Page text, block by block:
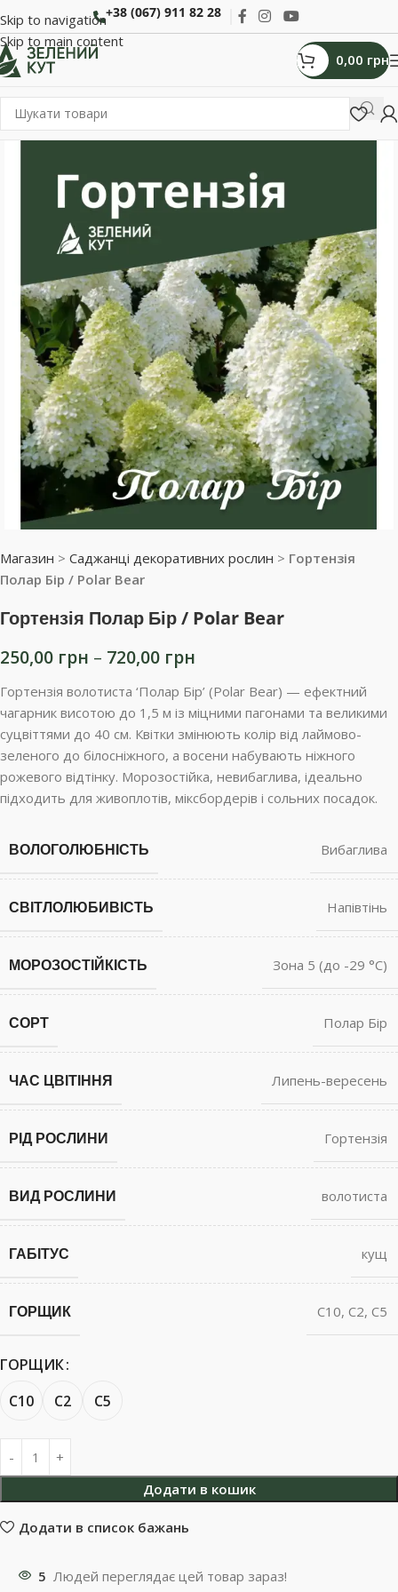
Skip to navigation
Skip to main content
+38 (067) 911 82 28
0,00 грн
Магазин > Саджанці декоративних рослин > Гортензія
Полар Бір / Polar Bear
Гортензія Полар Бір / Polar Bear
250,00 грн – 720,00 грн
Гортензія волотиста ‘Полар Бір’ (Polar Bear) — ефектний
чагарник висотою до 1,5 м із міцними пагонами та великими
суцвіттями до 40 см. Квітки змінюють колір від лаймово-
зеленого до білосніжного, а восени набувають ніжного
рожевого відтінку. Морозостійка, невибаглива, ідеально
підходить для живоплотів, міксбордерів і сольних посадок.
ВОЛОГОЛЮБНІСТЬ Вибаглива
СВІТЛОЛЮБИВІСТЬ Напівтінь
МОРОЗОСТІЙКІСТЬ Зона 5 (до -29 °С)
СОРТ Полар Бір
ЧАС ЦВІТІННЯ Липень-вересень
РІД РОСЛИНИ Гортензія
ВИД РОСЛИНИ волотиста
ГАБІТУС кущ
ГОРЩИК С10, С2, С5
ГОРЩИК
С10
С2 С5
Додати в кошик
Додати в список бажань
5 Людей переглядає цей товар зараз!